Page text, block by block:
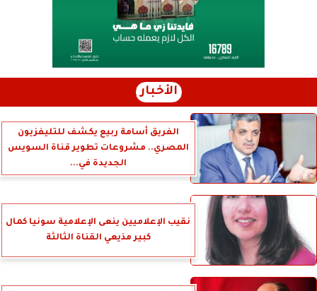
الأخبار
الفريق أسامة ربيع يكشف للتليفزيون
المصري.. مشروعات تطوير قناة السويس
الجديدة في...
نقيب الإعلاميين ينعى الإعلامية سونيا كمال
كبير مذيعي القناة الثالثة